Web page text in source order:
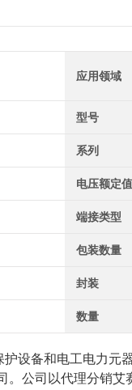
应用领域
型号
系列
电压额定
端接类型
包装数量
封装
数量
设备和电工电力元
。公司以代理分销